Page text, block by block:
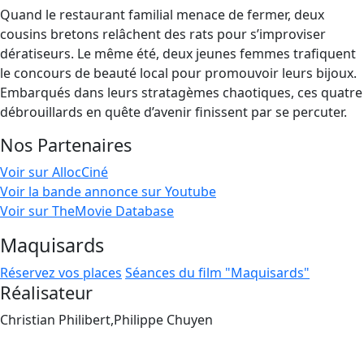
Quand le restaurant familial menace de fermer, deux
cousins bretons relâchent des rats pour s’improviser
dératiseurs. Le même été, deux jeunes femmes trafiquent
le concours de beauté local pour promouvoir leurs bijoux.
Embarqués dans leurs stratagèmes chaotiques, ces quatre
débrouillards en quête d’avenir finissent par se percuter.
Nos Partenaires
Voir sur AllocCiné
Voir la bande annonce sur Youtube
Voir sur TheMovie Database
Maquisards
Réservez vos places Séances du film "Maquisards"
Réalisateur
Christian Philibert,Philippe Chuyen